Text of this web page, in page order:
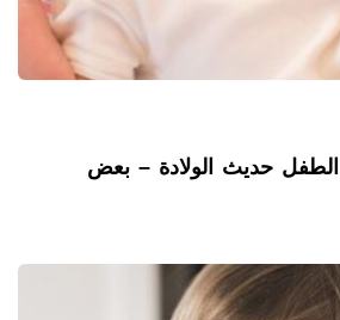
الطفل حديث الولادة – بعض